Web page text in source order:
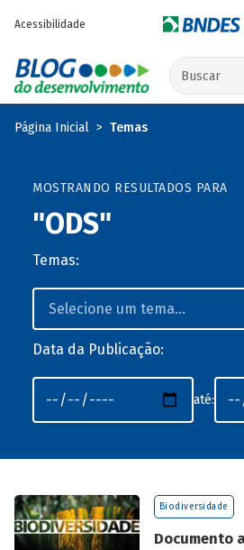
Acessibilidade
Buscar no
Página Inicial Temas
MOSTRANDO RESULTADOS PARA
"ODS"
Temas:
Data da Publicação:
até:
Biodiversidade
Documento